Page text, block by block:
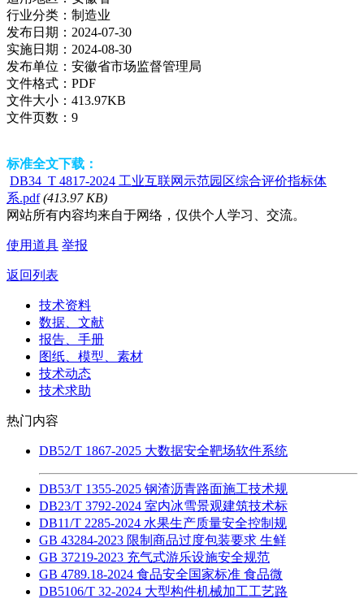
行业分类： 制造业
发布日期： 2024-07-30
实施日期： 2024-08-30
发布单位： 安徽省市场监督管理局
文件格式： PDF
文件大小： 413.97KB
文件页数： 9
标准全文下载：
DB34_T 4817-2024 工业互联网示范园区综合评价指标体
系.pdf (413.97 KB)
网站所有内容均来自于网络，仅供个人学习、交流。
使用道具 举报
返回列表
技术资料
数据、文献
报告、手册
图纸、模型、素材
技术动态
技术求助
热门内容
DB52/T 1867-2025 大数据安全靶场软件系统
DB53/T 1355-2025 钢渣沥青路面施工技术规
DB23/T 3792-2024 室内冰雪景观建筑技术标
DB11/T 2285-2024 水果生产质量安全控制规
GB 43284-2023 限制商品过度包装要求 生鲜
GB 37219-2023 充气式游乐设施安全规范
GB 4789.18-2024 食品安全国家标准 食品微
DB5106/T 32-2024 大型构件机械加工工艺路